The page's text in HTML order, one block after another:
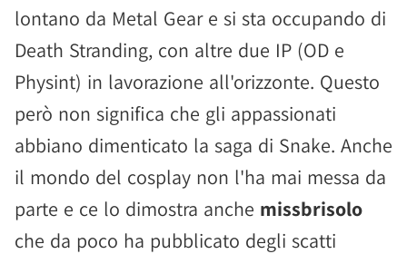
lontano da Metal Gear e si sta occupando di
Death Stranding, con altre due IP (OD e
Physint) in lavorazione all'orizzonte. Questo
però non significa che gli appassionati
abbiano dimenticato la saga di Snake. Anche
il mondo del cosplay non l'ha mai messa da
parte e ce lo dimostra anche missbrisolo
che da poco ha pubblicato degli scatti